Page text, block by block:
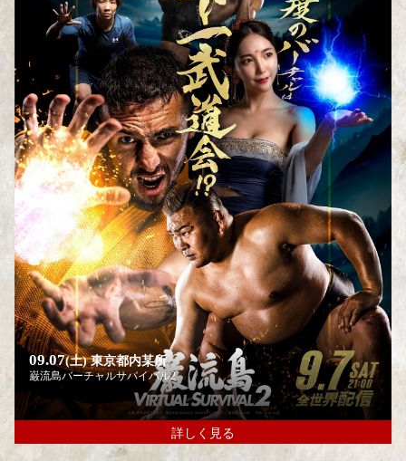
09.07(土)東京都内某所
巌流島バーチャルサバイバル2
詳しく見る